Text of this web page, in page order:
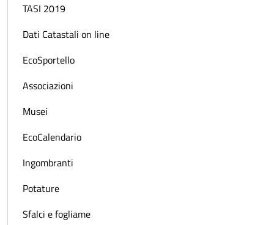
TASI 2019
Dati Catastali on line
EcoSportello
Associazioni
Musei
EcoCalendario
Ingombranti
Potature
Sfalci e fogliame